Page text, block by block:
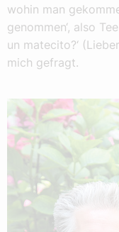
wohin man
genommen‘, also
un matecito?‘
mich gefragt.